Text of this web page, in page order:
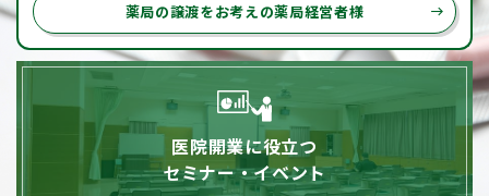
薬局の譲渡をお考えの薬局経営者様 east
医院開業に役立つ
セミナー・イベント